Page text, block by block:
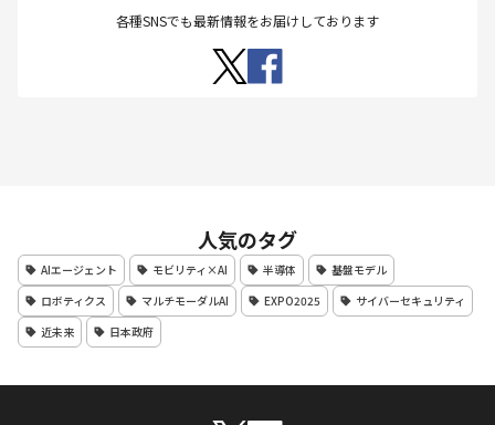
各種SNSでも最新情報をお届けしております
人気のタグ
AIエージェント モビリティ×AI 半導体
基盤モデル
ロボティクス
マルチモーダルAI EXPO2025
サイバーセキュリティ
近未来
日本政府